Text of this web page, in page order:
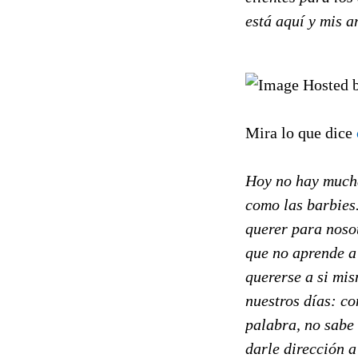
está aquí y mis
Mira lo que dice
Hoy no hay
como las
querer para
que no aprende
quererse a si
nuestros días:
palabra, no
darle dirección